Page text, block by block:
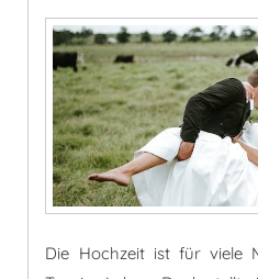
Die Hochzeit ist für viele